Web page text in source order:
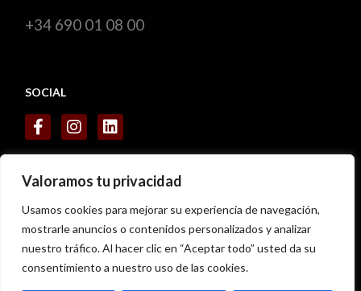
Valoramos tu privacidad
Usamos cookies para mejorar su experiencia de navegación,
mostrarle anuncios o contenidos personalizados y analizar
nuestro tráfico. Al hacer clic en “Aceptar todo” usted da su
consentimiento a nuestro uso de las cookies.
+34 690 01 08 00
SOCIAL